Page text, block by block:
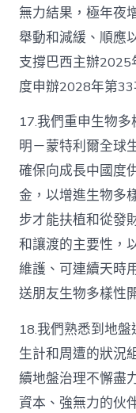
無力結果，極年夜
舉動和減緩、順應
支撐巴西主辦
度申辦2028年第33
17.我們重申生物
明－蒙特利爾全球
確保向成長中國度
金，以增進生物多
步才能扶植和從發
和讓渡的主要性，
維護、可連續天時
送朋友生物多樣性
18.我們熟悉到地
生計和周遭的狀況
續地盤治理不懈盡
資本、強無力的伙